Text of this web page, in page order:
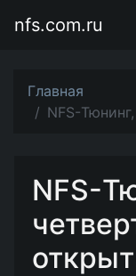
nfs.com.ru
Главная
NFS-
NFS-